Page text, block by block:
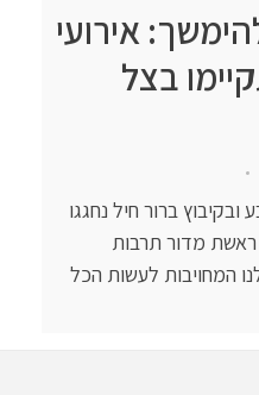
אירועי
בצל
ברור חיל נחגגו
ראשת מדור תרבות
המחויבות לעשות הכל